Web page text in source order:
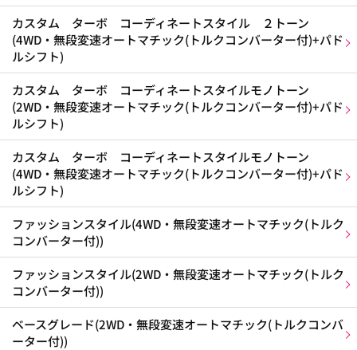
カスタム ターボ コーディネートスタイル ２トーン
(4WD・無段変速オートマチック(トルクコンバーター付)+パド
ルシフト)
カスタム ターボ コーディネートスタイルモノトーン
(2WD・無段変速オートマチック(トルクコンバーター付)+パド
ルシフト)
カスタム ターボ コーディネートスタイルモノトーン
(4WD・無段変速オートマチック(トルクコンバーター付)+パド
ルシフト)
ファッションスタイル(4WD・無段変速オートマチック(トルク
コンバーター付))
ファッションスタイル(2WD・無段変速オートマチック(トルク
コンバーター付))
ベースグレード(2WD・無段変速オートマチック(トルクコンバ
ーター付))